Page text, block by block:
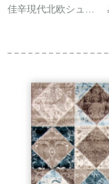
佳辛現代北欧シュル
前カープ前カープ前
ーグレー-JB-M-02-01
60 CM*110 cm